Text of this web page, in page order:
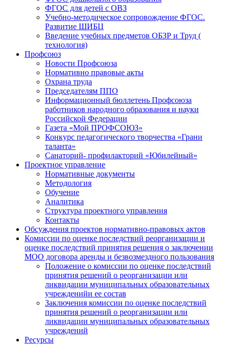
ФГОС для детей с ОВЗ
Учебно-методическое сопровождение ФГОС.
Развитие ШИБЦ
Введение учебных предметов ОБЗР и Труд (
технология)
Профсоюз
Новости Профсоюза
Нормативно правовые акты
Охрана труда
Председателям ППО
Информационный бюллетень Профсоюза
работников народного образования и науки
Российской Федерации
Газета «Мой ПРОФСОЮЗ»
Конкурс педагогического творчества «Грани
таланта»
Санаторий- профилакторий «Юбилейный»
Проектное управление
Нормативные документы
Методология
Обучение
Аналитика
Структура проектного управления
Контакты
Обсуждения проектов нормативно-правовых актов
Комиссии по оценке последствий реорганизации и
оценке последствий принятия решения о заключении
МОО договора аренды и безвозмездного пользования
Положение о комиссии по оценке последствий
принятия решений о реорганизации или
ликвидации муниципальных образовательных
учрежденийи ее состав
Заключения комиссии по оценке последствий
принятия решений о реорганизации или
ликвидации муниципальных образовательных
учреждений
Ресурсы